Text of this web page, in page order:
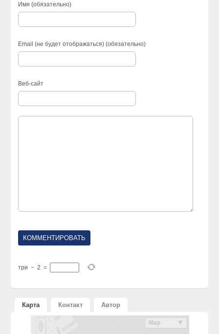
Имя (обязательно)
Email (не будет отображаться) (обязательно)
Веб-сайт
три − 2 =
Карта Контакт Автор